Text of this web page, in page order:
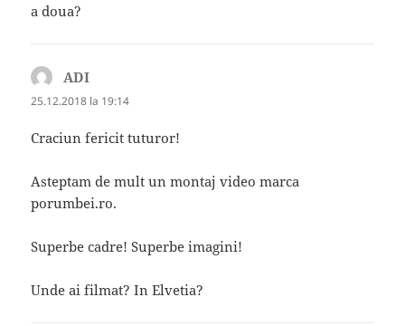
a doua?
ADI
25.12.2018 la 19:14
Craciun fericit tuturor!
Asteptam de mult un montaj video marca
porumbei.ro.
Superbe cadre! Superbe imagini!
Unde ai filmat? In Elvetia?